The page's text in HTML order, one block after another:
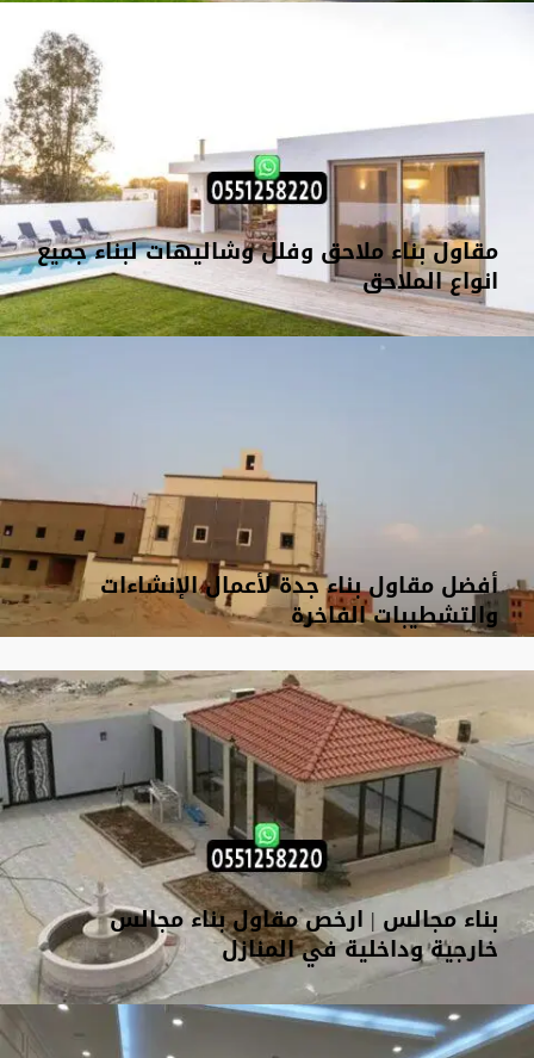
مقاول بناء ملاحق وفلل وشاليهات لبناء جميع
انواع الملاحق
أفضل مقاول بناء جدة لأعمال الإنشاءات
والتشطيبات الفاخرة
بناء مجالس | ارخص مقاول بناء مجالس
خارجية وداخلية في المنازل